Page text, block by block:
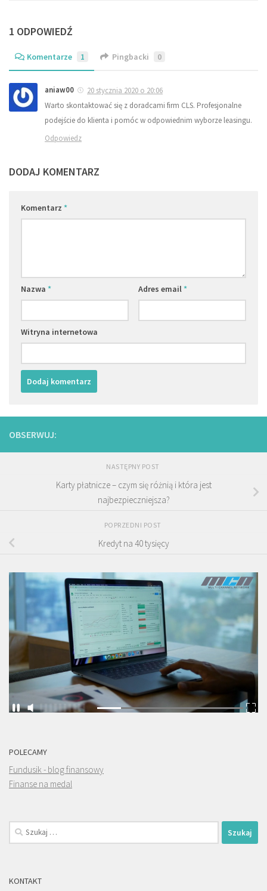
1 ODPOWIEDŹ
Komentarze 1 Pingbacki 0
aniaw00
20 stycznia 2020 o 20:06
Warto skontaktować się z doradcami firm CLS. Profesjonalne
podejście do klienta i pomóc w odpowiednim wyborze leasingu.
Odpowiedz
DODAJ KOMENTARZ
Komentarz *
Nazwa * Adres email*
Witryna internetowa
OBSERWUJ:
NASTĘPNY POST
Karty płatnicze – czym się różnią i która jest
najbezpieczniejsza?
POPRZEDNI POST
Kredyt na 40 tysięcy
POLECAMY
Fundusik - blog finansowy
Finanse na medal
Szukaj:
KONTAKT